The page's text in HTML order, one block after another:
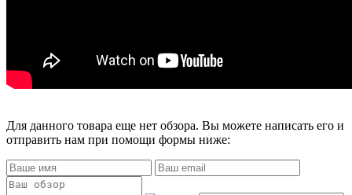
Для данного товара еще нет обзора. Вы можете написать его и
отправить нам при помощи формы ниже: